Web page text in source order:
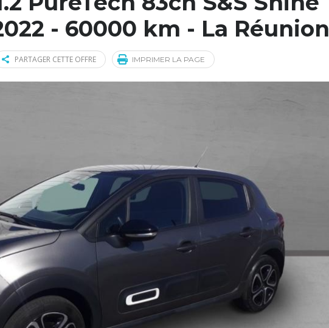
- 60000 km - La Réunion
PARTAGER CETTE OFFRE IMPRIMER LA PAGE